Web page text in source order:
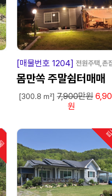
급 매
[매물번호 1204] 전원주택,촌
몸만쏙 주말쉼터매매
[300.8 ㎡] 7,900만원
원